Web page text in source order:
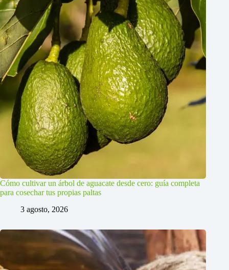
Cómo cultivar un árbol de aguacate desde cero: guía completa
para cosechar tus propias paltas
3 agosto, 2026